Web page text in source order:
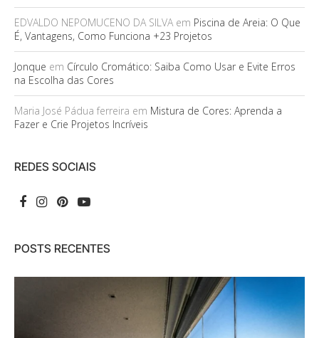
EDVALDO NEPOMUCENO DA SILVAem Piscina de Areia: O Que
É, Vantagens, Como Funciona +23 Projetos
Jonque em Círculo Cromático: Saiba Como Usar e Evite Erros
na Escolha das Cores
Maria José Pádua ferreira em Mistura de Cores: Aprenda a
Fazer e Crie Projetos Incríveis
REDES SOCIAIS
POSTS RECENTES